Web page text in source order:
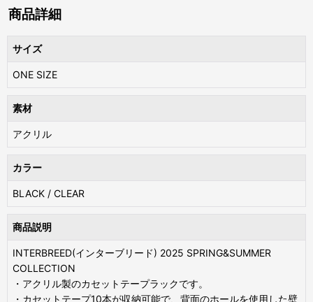
商品詳細
サイズ
ONE SIZE
素材
アクリル
カラー
BLACK / CLEAR
商品説明
INTERBREED(インターブリード) 2025 SPRING&SUMMER
COLLECTION
・アクリル製のカセットテープラックです。
・カセットテープ10本が収納可能で、背面のホールを使用した壁